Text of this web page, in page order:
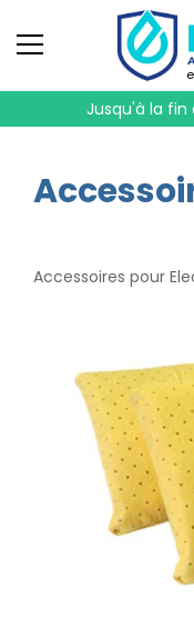
Jusqu'à la fin
Accessoires pour